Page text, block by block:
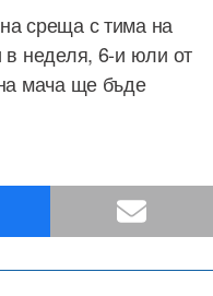
среща с тима на
неделя, 6-и юли от
мача ще бъде